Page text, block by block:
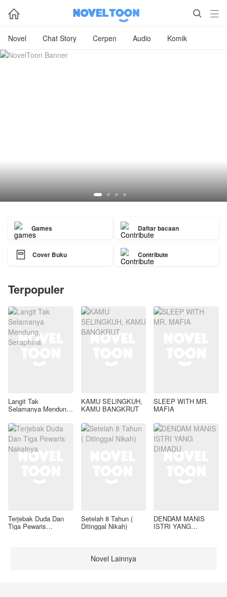
  
Novel Chat Story Cerpen Audio Komik
Games Daftar bacaan
 Cover Buku Contribute
Terpopuler
Langit Tak
Selamanya Mendung,
KAMU SELINGKUH,
KAMU BANGKRUT
SLEEP WITH MR.
MAFIA
Terjebak Duda Dan
Tiga Pewaris
Setelah 8 Tahun (
Ditinggal Nikah)
DENDAM MANIS
ISTRI YANG
Novel Lainnya